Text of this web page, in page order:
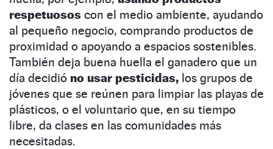
respetuosos con el medio ambiente, ayudando
al pequeño negocio, comprando productos de
proximidad o apoyando a espacios sostenibles.
También deja buena huella el ganadero que un
día decidió no usar pesticidas, los grupos de
jóvenes que se reúnen para limpiar las playas de
plásticos, o el voluntario que, en su tiempo
libre, da clases en las comunidades más
necesitadas.